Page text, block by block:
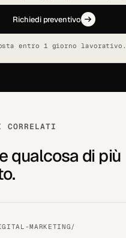
Richiedi preventivo
entro 1 giorno lavorativo.
qualcosa di più
MARKETING/